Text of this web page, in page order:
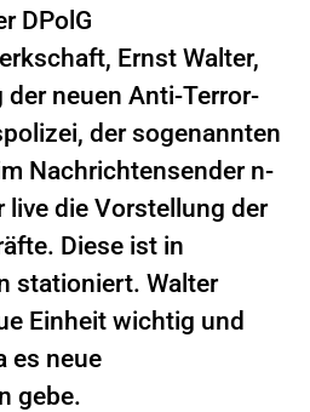
DPolG
Ernst Walter,
der neuen Anti-Terror-
der sogenannten
Nachrichtensender n-
die Vorstellung der
Diese ist in
stationiert. Walter
Einheit wichtig und
es neue
gebe.